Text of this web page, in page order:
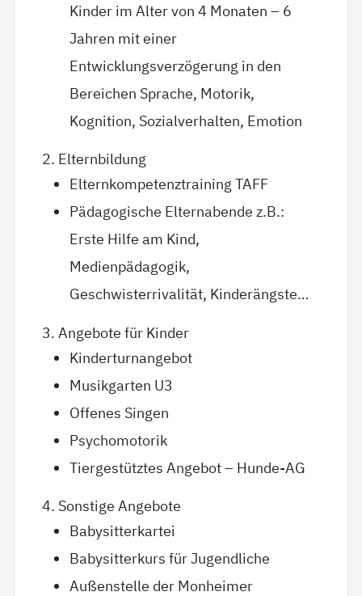
Kinder im Alter von 4 Monaten – 6
Jahren mit einer
Entwicklungsverzögerung in den
Bereichen Sprache, Motorik,
Kognition, Sozialverhalten, Emotion
2. Elternbildung
Elternkompetenztraining TAFF
Pädagogische Elternabende z.B.:
Erste Hilfe am Kind,
Medienpädagogik,
Geschwisterrivalität, Kinderängste…
3. Angebote für Kinder
Kinderturnangebot
Musikgarten U3
Offenes Singen
Psychomotorik
Tiergestütztes Angebot – Hunde-AG
4. Sonstige Angebote
Babysitterkartei
Babysitterkurs für Jugendliche
Außenstelle der Monheimer